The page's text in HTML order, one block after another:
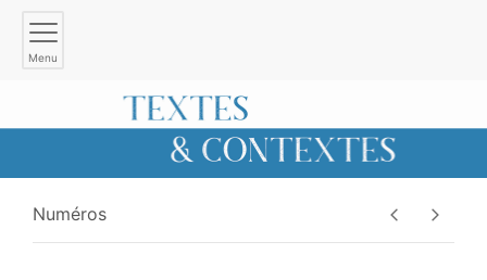
Menu
Numéros